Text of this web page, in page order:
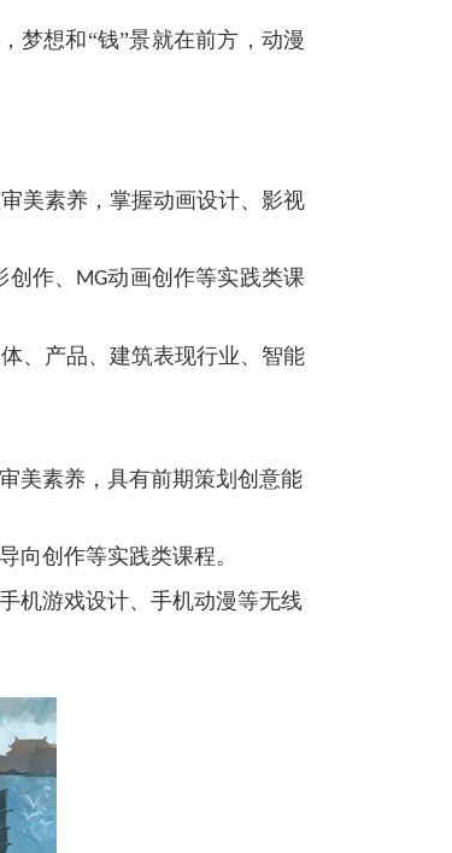
梦想和“钱”景就在前方，动漫
美素养，掌握动画设计、影视
作、 MG动画创作等实践类课
、产品、建筑表现行业、智能
美素养，具有前期策划创意能
向创作等实践类课程。
机游戏设计、手机动漫等无线